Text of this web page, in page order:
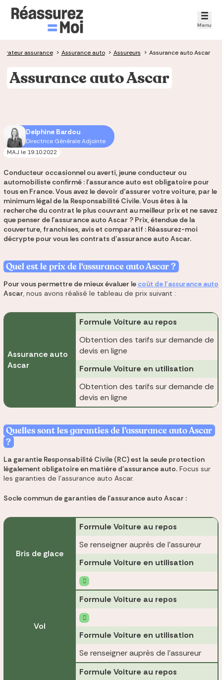
Menu
assurance > Assurance auto > Assureurs > Assurance auto Ascar
Assurance auto Ascar
Delphine Bardou
Directrice Générale Adjointe
MAJ le 19.10.2022
Conducteur occasionnel ou averti, jeune conducteur ou
automobiliste confirmé : l'assurance auto est obligatoire pour
tous en France. Vous avez le devoir d’assurer votre voiture, par le
minimum légal de la Responsabilité Civile. Vous êtes à la
recherche du contrat le plus couvrant au meilleur prix et ne savez
que penser de l’assurance auto Ascar ? Prix, étendue de la
couverture, franchises, avis et comparatif : Réassurez-moi
décrypte pour vous les contrats d’assurance auto Ascar.
Quel est le prix de l'assurance auto Ascar ?
Pour vous permettre de mieux évaluer le coût de l’assurance auto
Ascar, nous avons réalisé le tableau de prix suivant :
Assurance auto
Ascar
Formule Voiture au repos
Obtention des tarifs sur demande de
devis en ligne
Formule Voiture en utilisation
Obtention des tarifs sur demande de
devis en ligne
Quelles sont les garanties de l’assurance auto Ascar
?
La garantie Responsabilité Civile (RC) est la seule protection
légalement obligatoire en matière d’assurance auto. Focus sur
les garanties de l’assurance auto Ascar.
Socle commun de garanties de l’assurance auto Ascar :
Bris de glace
Formule Voiture au repos
Se renseigner auprès de l'assureur
Formule Voiture en utilisation
Vol
Formule Voiture au repos
Formule Voiture en utilisation
Se renseigner auprès de l'assureur
Formule Voiture au repos